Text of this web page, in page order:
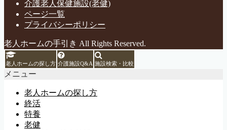
介護老人保健施設(老健)
ページ一覧
プライバシーポリシー
老人ホームの手引き All Rights Reserved.
老人ホームの探し方 介護施設Q&A 施設検索・比較
メニュー
老人ホームの探し方
終活
特養
老健